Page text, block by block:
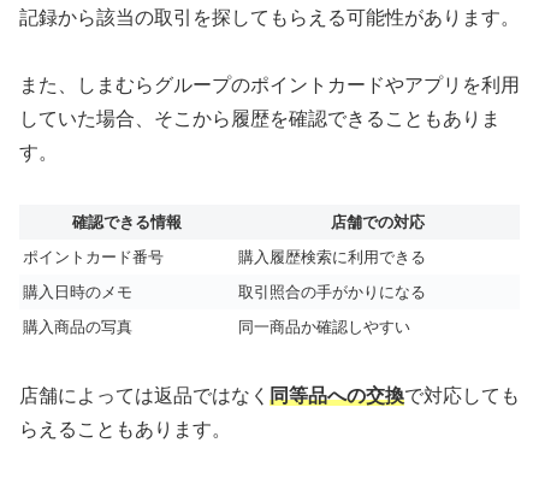
記録から該当の取引を探してもらえる可能性があります。
また、しまむらグループのポイントカードやアプリを利用
していた場合、そこから履歴を確認できることもありま
す。
確認できる情報
店舗での対応
ポイントカード番号
購入履歴検索に利用できる
購入日時のメモ
取引照合の手がかりになる
購入商品の写真
同一商品か確認しやすい
店舗によっては返品ではなく 同等品への交換で対応しても
らえることもあります。